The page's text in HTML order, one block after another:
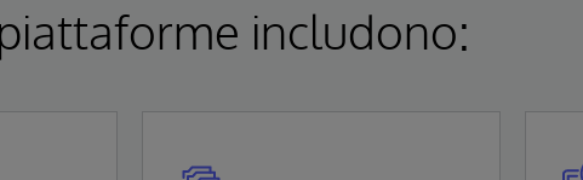
includono: